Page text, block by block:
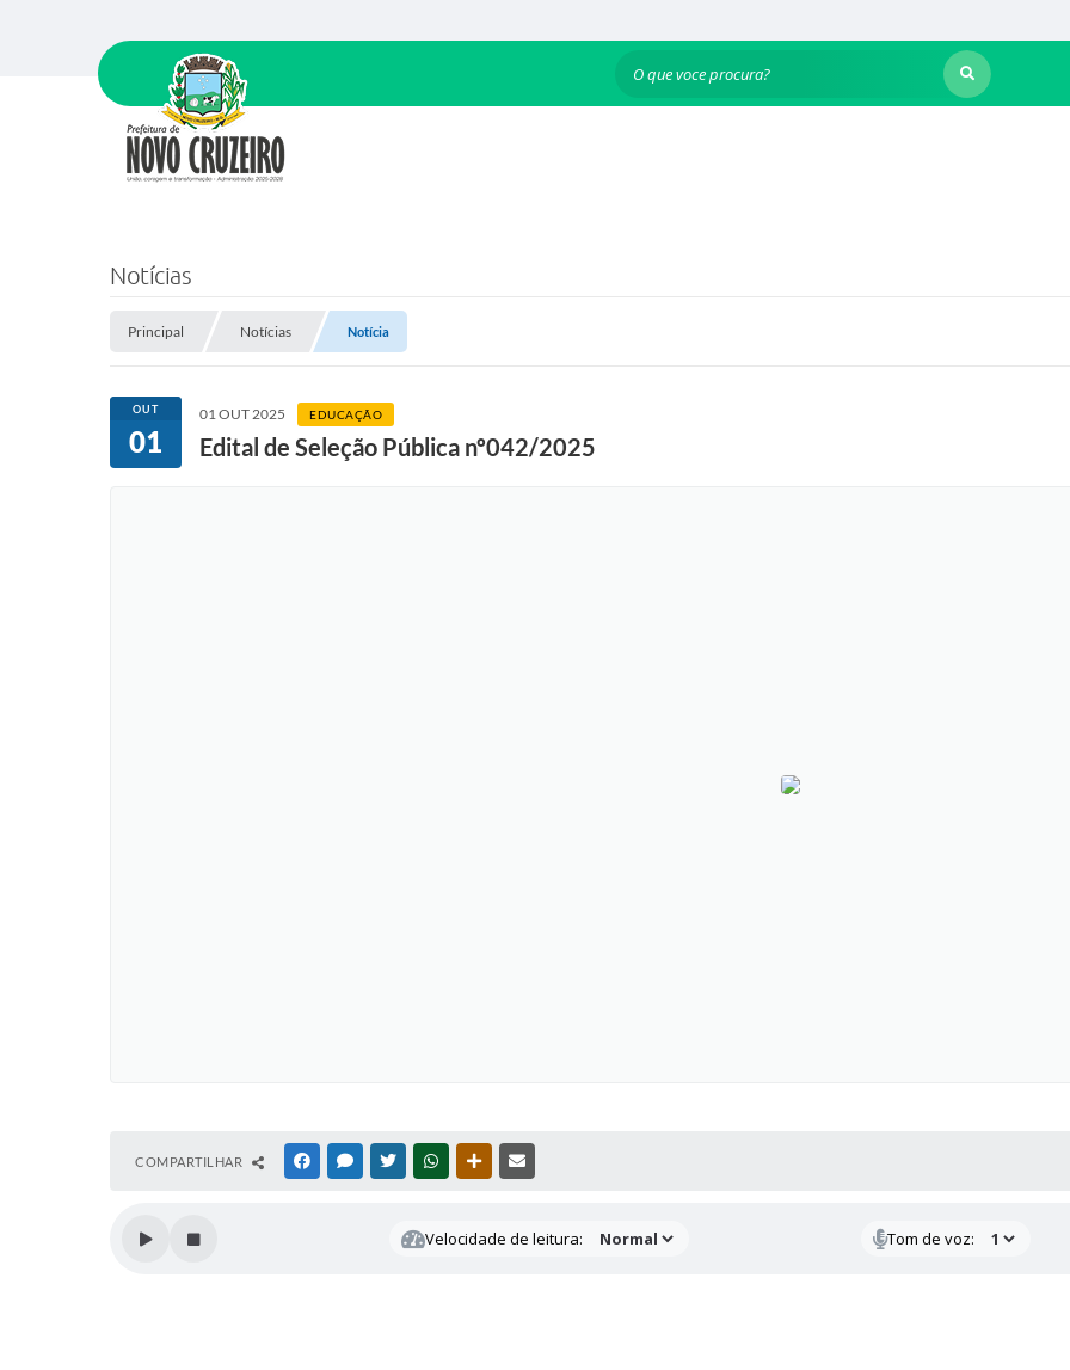
O que voce procura?
Notícias
Principal Notícias Notícia
OUT
01
01 OUT 2025 EDUCAÇÃO
Edital de Seleção Pública nº042/2025
COMPARTILHAR FACEBOOKMESSENGER
TWITTERWHATSAPPOUTRAS MÍDIAS
Velocidade de leitura: Tom de voz: